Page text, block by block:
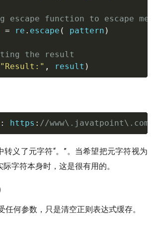
escape function to escape
= re . escape ( pattern )
the result
"Result:" , result )
: https : //www\ . javatpoint\ . com
转义了元字符“。”。当希望把元字符视为
字符本身时，这是很有用的。
任何参数，只是清空正则表达式缓存。